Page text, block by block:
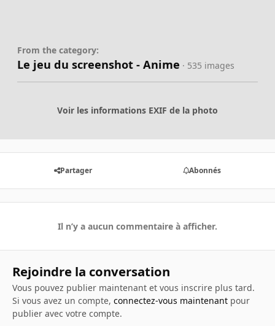
From the category:
Le jeu du screenshot - Anime · 535 images
Voir les informations EXIF de la photo
Partager Abonnés
Il n’y a aucun commentaire à afficher.
Rejoindre la conversation
Vous pouvez publier maintenant et vous inscrire plus tard.
Si vous avez un compte, connectez-vous maintenantpour
publier avec votre compte.